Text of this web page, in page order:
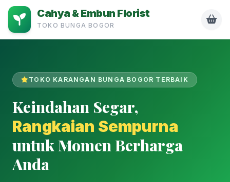
Cahya & Embun Florist
TOKO BUNGA BOGOR
TOKO KARANGAN BUNGA BOGOR TERBAIK
Keindahan Segar,
Rangkaian Sempurna
untuk Momen Berharga
Anda